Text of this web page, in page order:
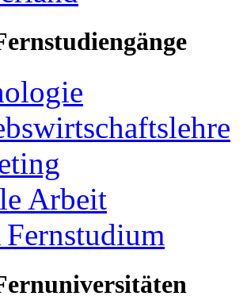
Arbeit